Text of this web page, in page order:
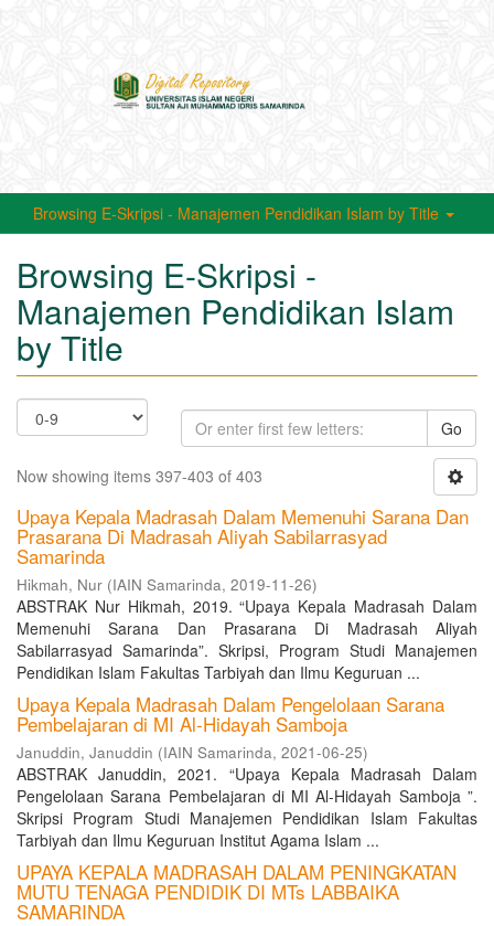
Browsing E-Skripsi - Manajemen Pendidikan Islam by Title
Browsing E-Skripsi -
Manajemen Pendidikan Islam
by Title
Go
Now showing items 397-403 of 403
Upaya Kepala Madrasah Dalam Memenuhi Sarana Dan
Prasarana Di Madrasah Aliyah Sabilarrasyad
Samarinda
Hikmah, Nur (IAIN Samarinda, 2019-11-26)
ABSTRAK Nur Hikmah, 2019. “Upaya Kepala Madrasah Dalam
Memenuhi Sarana Dan Prasarana Di Madrasah Aliyah
Sabilarrasyad Samarinda”. Skripsi, Program Studi Manajemen
Pendidikan Islam Fakultas Tarbiyah dan Ilmu Keguruan ...
Upaya Kepala Madrasah Dalam Pengelolaan Sarana
Pembelajaran di MI Al-Hidayah Samboja
Januddin, Januddin (IAIN Samarinda, 2021-06-25)
ABSTRAK Januddin, 2021. “Upaya Kepala Madrasah Dalam
Pengelolaan Sarana Pembelajaran di MI Al-Hidayah Samboja ”.
Skripsi Program Studi Manajemen Pendidikan Islam Fakultas
Tarbiyah dan Ilmu Keguruan Institut Agama Islam ...
UPAYA KEPALA MADRASAH DALAM PENINGKATAN
MUTU TENAGA PENDIDIK DI MTs LABBAIKA
SAMARINDA